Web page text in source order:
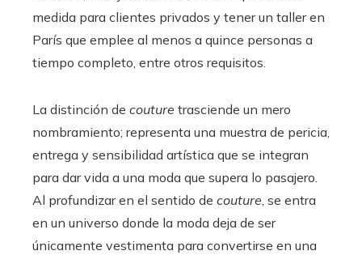
medida para clientes privados y tener un taller en
París que emplee al menos a quince personas a
tiempo completo, entre otros requisitos.
La distinción de couture trasciende un mero
nombramiento; representa una muestra de pericia,
entrega y sensibilidad artística que se integran
para dar vida a una moda que supera lo pasajero.
Al profundizar en el sentido de couture , se entra
en un universo donde la moda deja de ser
únicamente vestimenta para convertirse en una